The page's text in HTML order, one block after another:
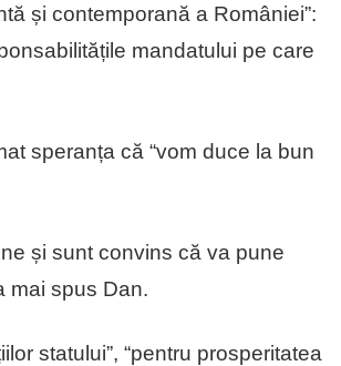
și contemporană a României”:
mandatului pe care
speranța că “vom duce la bun
și sunt convins că va pune
mai spus Dan.
statului”, “pentru prosperitatea